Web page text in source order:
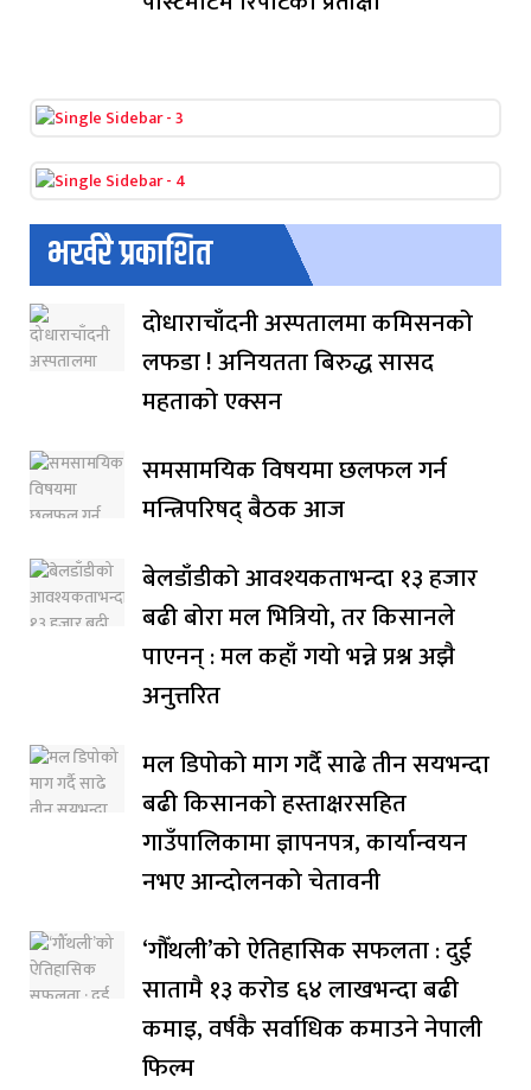
भर्खरै प्रकाशित
दोधाराचाँदनी अस्पतालमा कमिसनको
लफडा ! अनियतता बिरुद्ध सासद
महताको एक्सन
समसामयिक विषयमा छलफल गर्न
मन्त्रिपरिषद् बैठक आज
बेलडाँडीको आवश्यकताभन्दा १३ हजार
बढी बोरा मल भित्रियो, तर किसानले
पाएनन् : मल कहाँ गयो भन्ने प्रश्न अझै
अनुत्तरित
मल डिपोको माग गर्दै साढे तीन सयभन्दा
बढी किसानको हस्ताक्षरसहित
गाउँपालिकामा ज्ञापनपत्र, कार्यान्वयन
नभए आन्दोलनको चेतावनी
‘गौँथली’को ऐतिहासिक सफलता : दुई
सातामै १३ करोड ६४ लाखभन्दा बढी
कमाइ, वर्षकै सर्वाधिक कमाउने नेपाली
फिल्म